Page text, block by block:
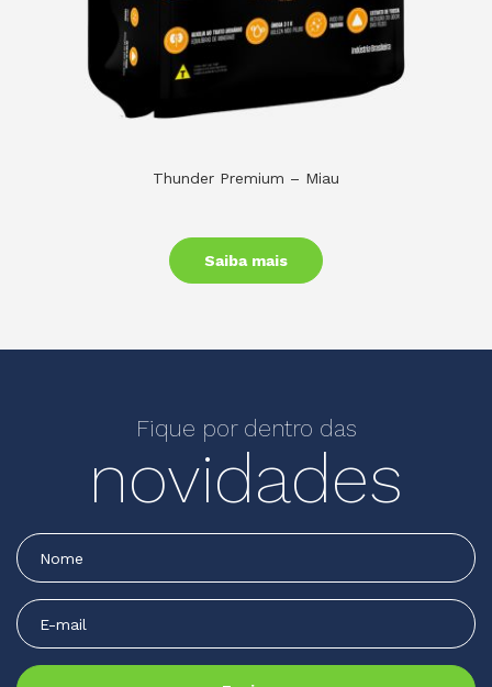
Thunder Premium – Miau
Saiba mais
Fique por dentro das
novidades